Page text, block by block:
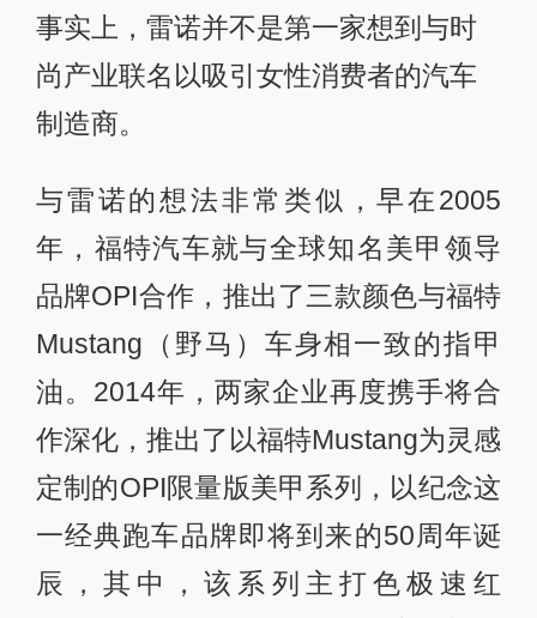
事实上，雷诺并不是第一家想到与时
尚产业联名以吸引女性消费者的汽车
制造商。
与雷诺的想法非常类似，早在2005
年，福特汽车就与全球知名美甲领导
品牌OPI合作，推出了三款颜色与福特
Mustang（野马）车身相一致的指甲
油。2014年，两家企业再度携手将合
作深化，推出了以福特Mustang为灵感
定制的OPI限量版美甲系列，以纪念这
一经典跑车品牌即将到来的50周年诞
辰，其中，该系列主打色极速红